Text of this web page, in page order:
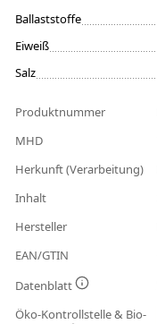
Ballaststoffe
Eiweiß
Salz
Produktnummer
MHD
Herkunft (Verarbeitung)
Inhalt
Hersteller
EAN/GTIN
Datenblatt
Öko-Kontrollstelle & Bio-